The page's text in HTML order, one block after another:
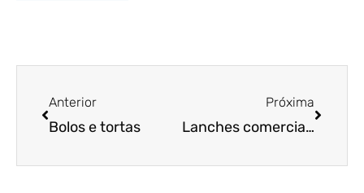
Anterior
Bolos e tortas
Próxima
Lanches comerciais